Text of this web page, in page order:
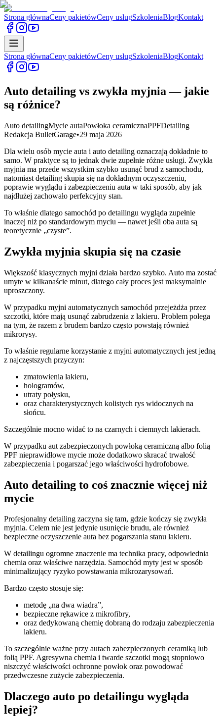
Strona głównaCeny pakietówCeny usługSzkoleniaBlogKontakt
Strona głównaCeny pakietówCeny usługSzkoleniaBlogKontakt
Auto detailing vs zwykła myjnia — jakie
są różnice?
Auto detailingMycie autaPowłoka ceramicznaPPFDetailing
Redakcja BulletGarage•29 maja 2026
Dla wielu osób mycie auta i auto detailing oznaczają dokładnie to
samo. W praktyce są to jednak dwie zupełnie różne usługi. Zwykła
myjnia ma przede wszystkim szybko usunąć brud z samochodu,
natomiast detailing skupia się na dokładnym oczyszczeniu,
poprawie wyglądu i zabezpieczeniu auta w taki sposób, aby jak
najdłużej zachowało perfekcyjny stan.
To właśnie dlatego samochód po detailingu wygląda zupełnie
inaczej niż po standardowym myciu — nawet jeśli oba auta są
teoretycznie „czyste”.
Zwykła myjnia skupia się na czasie
Większość klasycznych myjni działa bardzo szybko. Auto ma zostać
umyte w kilkanaście minut, dlatego cały proces jest maksymalnie
uproszczony.
W przypadku myjni automatycznych samochód przejeżdża przez
szczotki, które mają usunąć zabrudzenia z lakieru. Problem polega
na tym, że razem z brudem bardzo często powstają również
mikrorysy.
To właśnie regularne korzystanie z myjni automatycznych jest jedną
z najczęstszych przyczyn:
zmatowienia lakieru,
hologramów,
utraty połysku,
oraz charakterystycznych kolistych rys widocznych na
słońcu.
Szczególnie mocno widać to na czarnych i ciemnych lakierach.
W przypadku aut zabezpieczonych powłoką ceramiczną albo folią
PPF nieprawidłowe mycie może dodatkowo skracać trwałość
zabezpieczenia i pogarszać jego właściwości hydrofobowe.
Auto detailing to coś znacznie więcej niż
mycie
Profesjonalny detailing zaczyna się tam, gdzie kończy się zwykła
myjnia. Celem nie jest jedynie usunięcie brudu, ale również
bezpieczne oczyszczenie auta bez pogarszania stanu lakieru.
W detailingu ogromne znaczenie ma technika pracy, odpowiednia
chemia oraz właściwe narzędzia. Samochód myty jest w sposób
minimalizujący ryzyko powstawania mikrozarysowań.
Bardzo często stosuje się:
metodę „na dwa wiadra”,
bezpieczne rękawice z mikrofibry,
oraz dedykowaną chemię dobraną do rodzaju zabezpieczenia
lakieru.
To szczególnie ważne przy autach zabezpieczonych ceramiką lub
folią PPF. Agresywna chemia i twarde szczotki mogą stopniowo
niszczyć właściwości ochronne powłok oraz powodować
przedwczesne zużycie zabezpieczenia.
Dlaczego auto po detailingu wygląda
lepiej?